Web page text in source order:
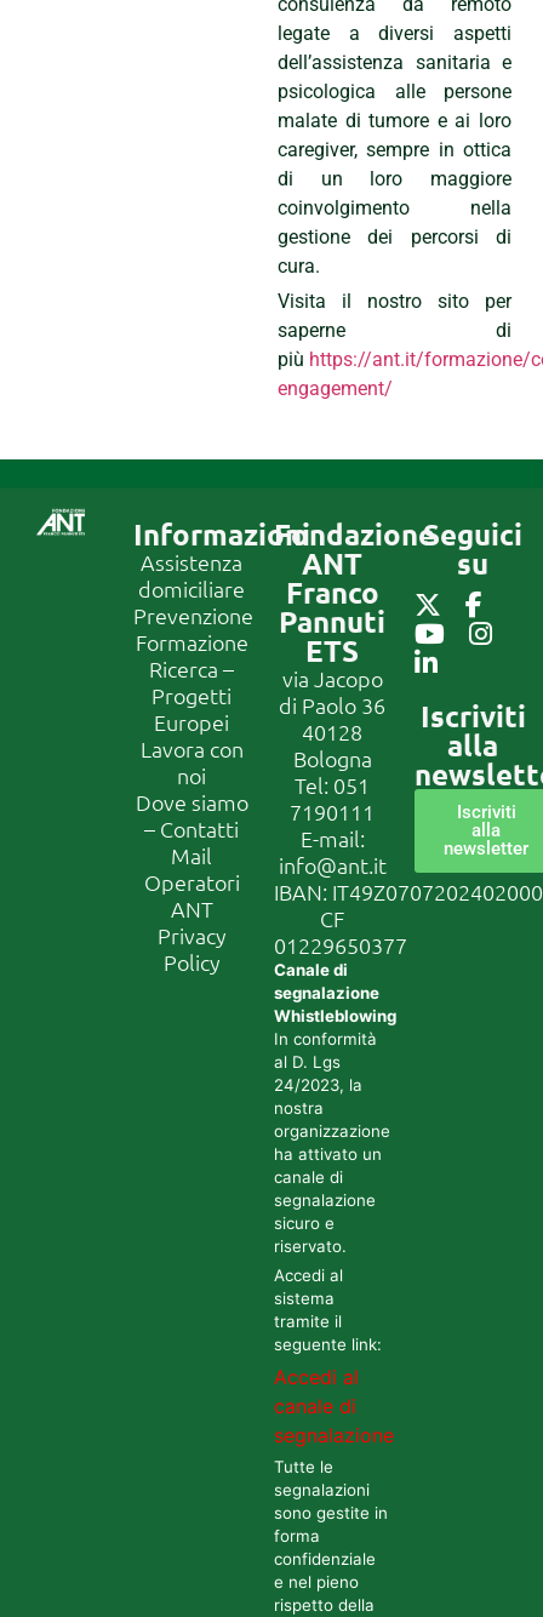
legate a diversi aspetti
dell’assistenza sanitaria e
psicologica alle persone
malate di tumore e ai loro
caregiver, sempre in ottica
di un loro maggiore
coinvolgimento nella
gestione dei percorsi di
cura.
Visita il nostro sito per
saperne di
più https://ant.it/formazione/
engagement/
Informazioni
Assistenza
domiciliare
Prevenzione
Formazione
Ricerca –
Progetti
Europei
Lavora con
noi
Dove siamo
– Contatti
Mail
Operatori
ANT
Privacy
Policy
Fondazione
ANT
Franco
Pannuti
ETS
via Jacopo
di Paolo 36
40128
Bologna
Tel: 051
7190111
E-mail:
info@ant.it
IBAN:
CF
01229650377
Canale di
segnalazione
Whistleblowing
In conformità
al D. Lgs
24/2023, la
nostra
organizzazione
ha attivato un
canale di
segnalazione
sicuro e
riservato.
Accedi al
sistema
tramite il
seguente link:
Accedi al
canale di
segnalazione
Tutte le
segnalazioni
sono gestite in
forma
confidenziale
e nel pieno
rispetto della
Seguici
su
Iscriviti
alla
Iscriviti
alla
newsletter